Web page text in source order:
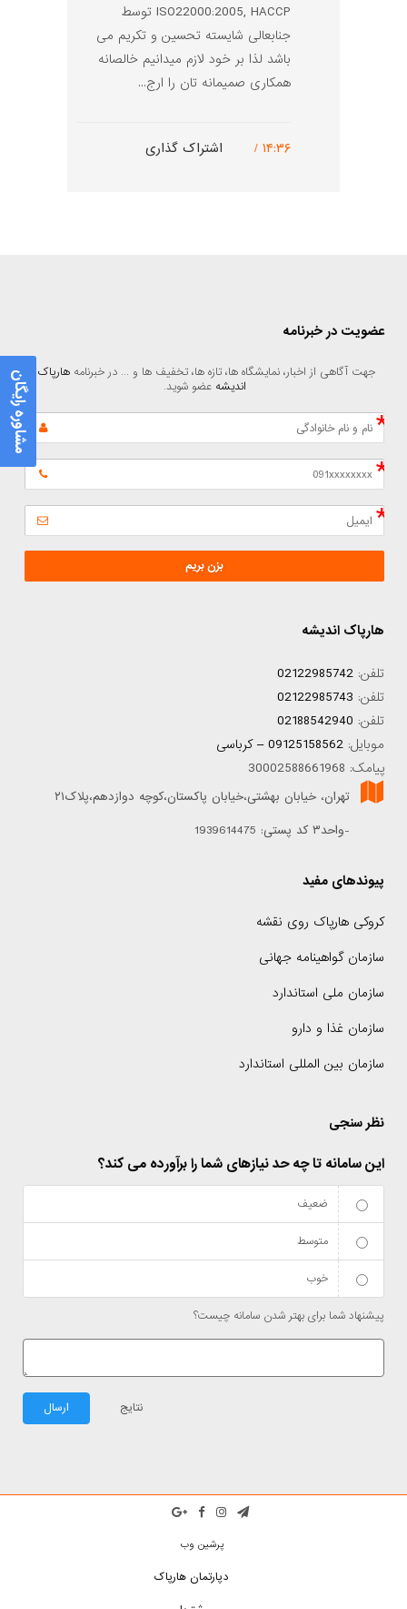
ISO22000:2005, HACCP توسط
جنابعالی شایسته تحسین و تکریم می
باشد لذا بر خود لازم میدانیم خالصانه
همکاری صمیمانه تان را ارج...
۱۴:۳۶ / اشتراک گذاری
عضویت در خبرنامه
جهت آگاهی از اخبار، نمایشگاه ها، تازه ها، تخفیف ها و ... در خبرنامه
اندیشه عضو شوید.
بزن بریم
هارپاک اندیشه
تلفن: 02122985742
تلفن: 02122985743
تلفن: 02188542940
موبایل: 09125158562 – کرباسی
پیامک: 30002588661968
تهران، خیابان بهشتی،خیابان پاکستان،کوچه دوازدهم،پلاک۲۱
-واحد۳ کد پستی: 1939614475
پیوندهای مفید
کروکی هارپاک روی نقشه
سازمان گواهینامه جهانی
سازمان ملی استاندارد
سازمان غذا و دارو
سازمان بین المللی استاندارد
نظر سنجی
این سامانه تا چه حد نیازهای شما را برآورده می کند؟
ضعیف
متوسط
خوب
پیشنهاد شما برای بهتر شدن سامانه چیست؟
نتایج ارسال
پرشین وب
دپارتمان هارپاک
مشاوره رایگان